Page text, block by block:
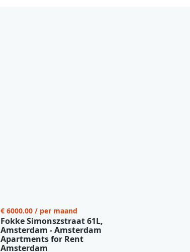
€ 6000.00 / per maand
Fokke Simonszstraat 61L,
Amsterdam - Amsterdam
Apartments for Rent
Amsterdam